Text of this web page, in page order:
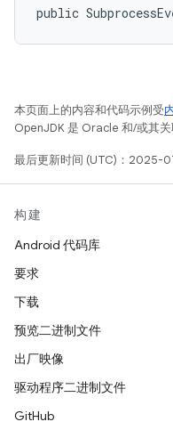
public
本页面上的内容和代码示例受
OpenJDK 是 Oracle 和/或其关
最后更新时间 (UTC)：2025-
构建
Android 代码库
要求
下载
预览二进制文件
出厂映像
驱动程序二进制文件
GitHub